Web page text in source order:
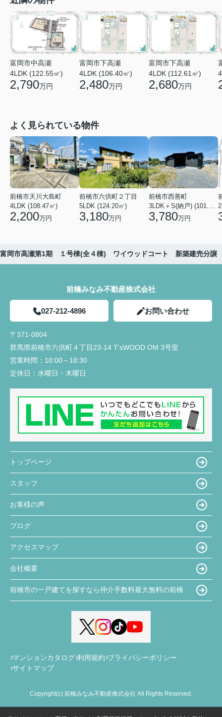
富岡市中高瀬
4LDK (122.55㎡)
2,790万円
富岡市下高瀬
4LDK (106.40㎡)
2,480万円
富岡市下高瀬
4LDK (112.61㎡)
2,680万円
よく見られている物件
前橋市天川大島町
4LDK (108.47㎡)
2,200万円
前橋市六供町２丁目
5LDK (124.20㎡)
3,180万円
前橋市西善町
3,780万円
富岡市高瀬第1期 １号棟(全４棟) ワイウッドコート 新築建売分譲
前橋みなみ不動産株式会社
027-212-4896 お問い合わせ
〒371-0804
群馬県前橋市六供町４丁目23‐14 T'sWOOD OM 3号室
営業時間： 10:00～18:30
定休日： 水曜日・木曜日
トップページ
スタッフ
お客様の声
ブログ
アクセスマップ
会社概要
前橋市の一戸建てを探すなら仲介手数料最大無料の前橋
マンションカタログ 利用規約 プライバシーポリシー
サイトマップ
Copyright(c) 前橋みなみ不動産株式会社 All Rights Reserved.